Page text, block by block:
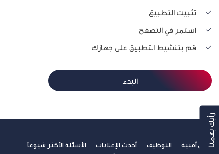
تثبيت التطبيق
استمر في التصفح
قم بتنشيط التطبيق على جهازك
البدء
عن أمنية التوظيف أحدث الإعلانات
الأسئلة الأكثر شيوعاً
رأيك بهمنا